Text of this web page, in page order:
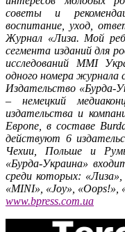
советы и
воспитание, уход,
Журнал «Лиза. Мой
сегмента изданий для
исследований MMI
одного номера журнала
Издательство «Бурда-
– немецкий
издательства и
Европе, в составе
действуют 6
Чехии, Польше и
«Бурда-Украина»
среди которых:
«MINI», «Joy», «Oops!»,
www.bpress.com.ua